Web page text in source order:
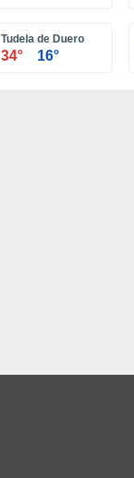
Tudela de Duero
34° 16°